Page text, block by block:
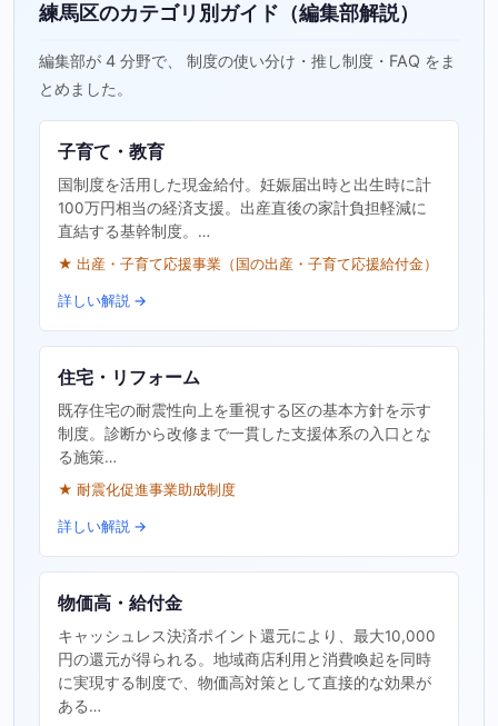
練馬区のカテゴリ別ガイド（編集部解説）
編集部が 4 分野で、 制度の使い分け・推し制度・FAQ をま
とめました。
子育て・教育
国制度を活用した現金給付。妊娠届出時と出生時に計
100万円相当の経済支援。出産直後の家計負担軽減に
直結する基幹制度。…
★ 出産・子育て応援事業（国の出産・子育て応援給付金）
詳しい解説 →
住宅・リフォーム
既存住宅の耐震性向上を重視する区の基本方針を示す
制度。診断から改修まで一貫した支援体系の入口とな
る施策…
★ 耐震化促進事業助成制度
詳しい解説 →
物価高・給付金
キャッシュレス決済ポイント還元により、最大10,000
円の還元が得られる。地域商店利用と消費喚起を同時
に実現する制度で、物価高対策として直接的な効果が
ある…